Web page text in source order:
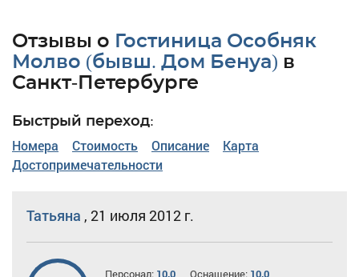
Отзывы о Гостиница Особняк
Молво (бывш. Дом Бенуа) в
Санкт-Петербурге
Быстрый переход:
Номера Стоимость Описание
Карта
Достопримечательности
Татьяна , 21 июля 2012 г.
Персонал: 10,0 Оснащение: 10,0